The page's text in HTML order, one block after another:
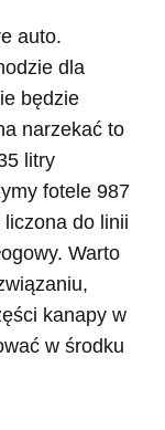
auto.
dla
będzie
narzekać to
litry
fotele 987
do linii
Warto
kanapy w
w środku